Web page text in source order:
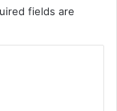
fields are